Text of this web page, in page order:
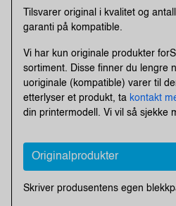
Tilsvarer original i kvalitet og
garanti på kompatible.
Vi har kun originale produkter
sortiment. Disse finner du lengre
uoriginale (kompatible) varer til
etterlyser et produkt, ta kontakt
din printermodell. Vi vil så sjekke
Originalprodukter
Skriver produsentens egen